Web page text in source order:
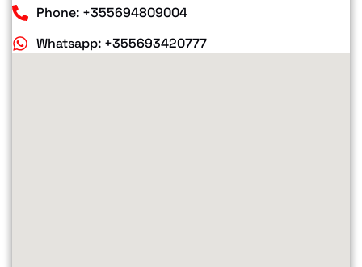
Phone: +355694809004
Whatsapp: +355693420777